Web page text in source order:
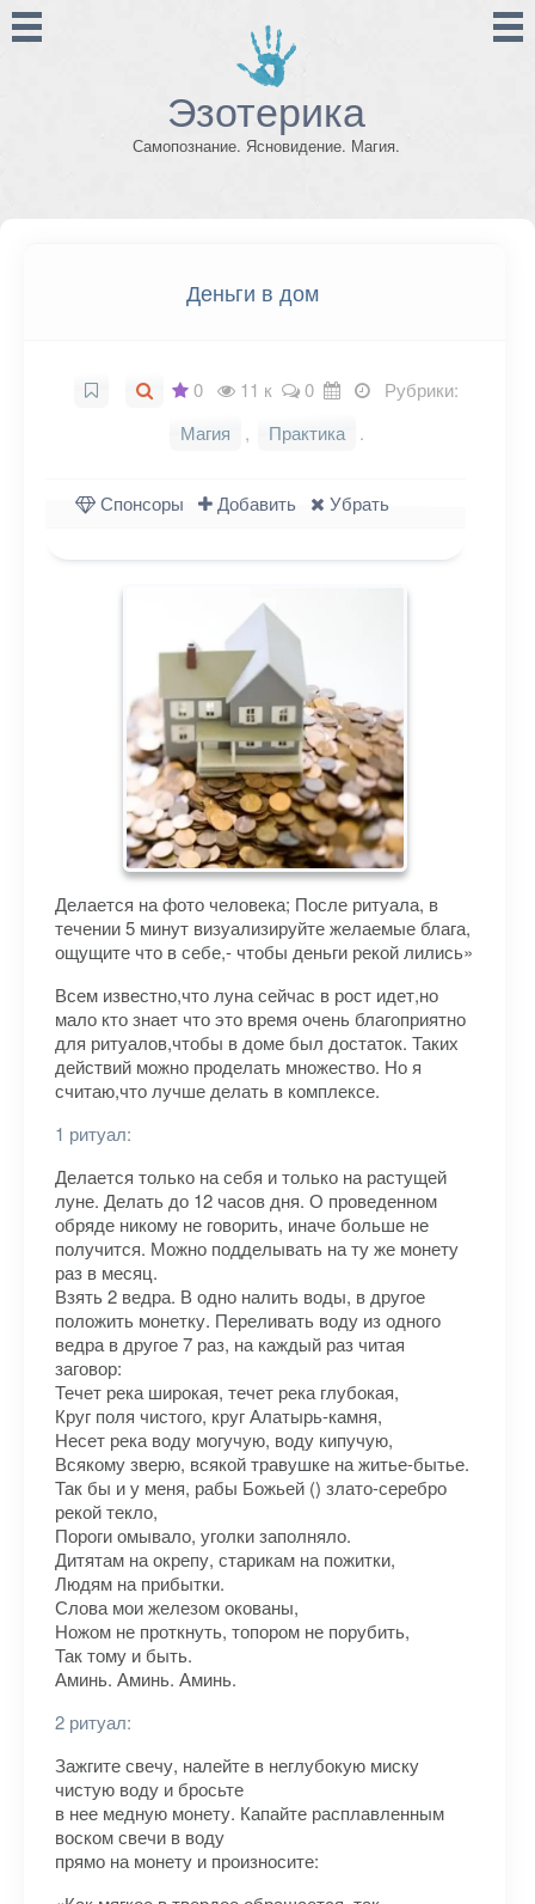
Эзотерика
Самопознание. Ясновидение. Магия.
Деньги в дом
0 11 к 0
Рубрики:
Магия
, Практика .
Спонсоры Добавить Убрать
Делается на фото человека; После ритуала, в
течении 5 минут визуализируйте желаемые блага,
ощущите что в себе,- чтобы деньги рекой лились»
Всем известно,что луна сейчас в рост идет,но
мало кто знает что это время очень благоприятно
для ритуалов,чтобы в доме был достаток. Таких
действий можно проделать множество. Но я
считаю,что лучше делать в комплексе.
1 ритуал:
Делается только на себя и только на растущей
луне. Делать до 12 часов дня. О проведенном
обряде никому не говорить, иначе больше не
получится. Можно подделывать на ту же монету
раз в месяц.
Взять 2 ведра. В одно налить воды, в другое
положить монетку. Переливать воду из одного
ведра в другое 7 раз, на каждый раз читая
заговор:
Течет река широкая, течет река глубокая,
Круг поля чистого, круг Алатырь-камня,
Несет река воду могучую, воду кипучую,
Всякому зверю, всякой травушке на житье-бытье.
Так бы и у меня, рабы Божьей () злато-серебро
рекой текло,
Пороги омывало, уголки заполняло.
Дитятам на окрепу, старикам на пожитки,
Людям на прибытки.
Слова мои железом окованы,
Ножом не проткнуть, топором не порубить,
Так тому и быть.
Аминь. Аминь. Аминь.
2 ритуал:
Зажгите свечу, налейте в неглубокую миску
чистую воду и бросьте
в нее медную монету. Капайте расплавленным
воском свечи в воду
прямо на монету и произносите: